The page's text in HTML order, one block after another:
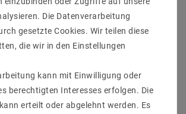
Die Datenverarbeitung
gesetzte Cookies. Wir teilen diese
die wir in den Einstellungen
kann mit Einwilligung oder
berechtigten Interesses erfolgen. Die
erteilt oder abgelehnt werden. Es